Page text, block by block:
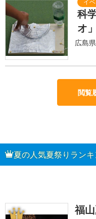
科
オ」
広島
閲覧
夏の人気夏祭りラン
1 福